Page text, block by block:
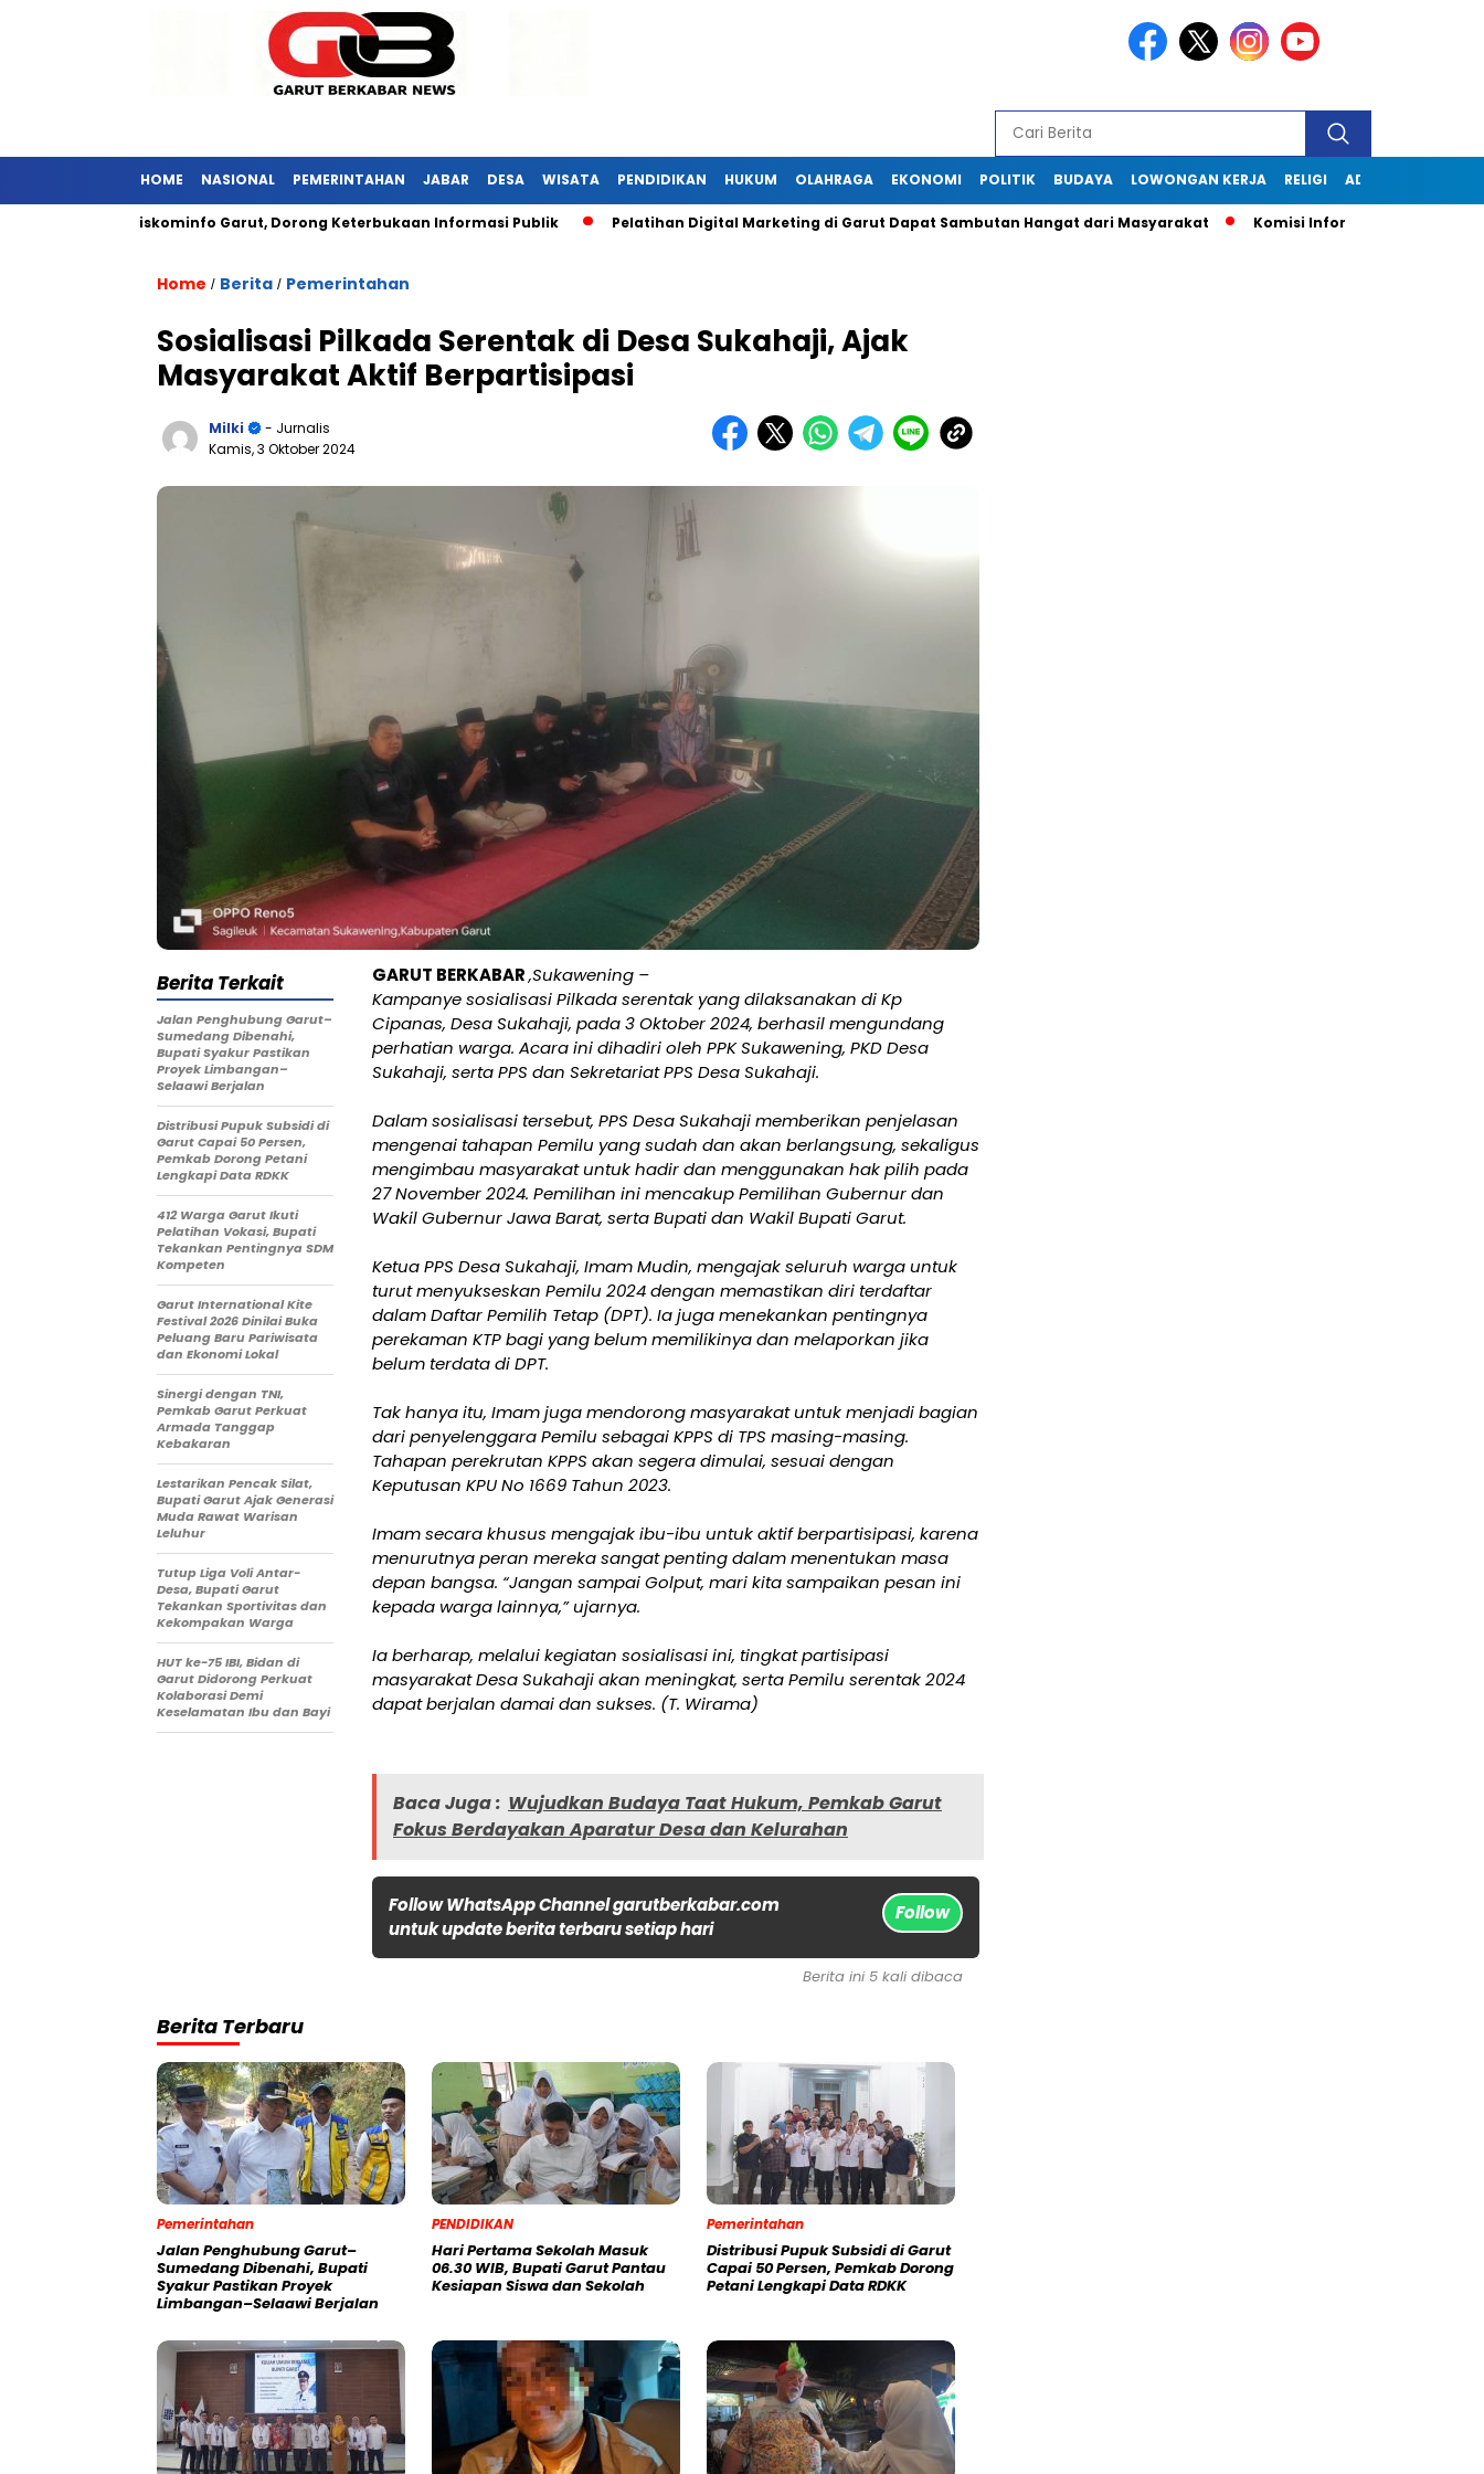
HOME NASIONAL PEMERINTAHAN JABAR DESA WISATA PENDIDIKAN HUKUM OLAHRAGA EKONOMI POLITIK BUDAYA LOWONGAN KERJA RELIGI ADVERTORIAL
Kunjungi Diskominfo Garut, Dorong Keterbukaan Informasi Publik Pelatihan Digital Marketing di Garut Dapat Sambutan Hangat dari Masyarakat Komisi Informasi Jabar Kunjungi
Home / Berita / Pemerintahan
Sosialisasi Pilkada Serentak di Desa Sukahaji, Ajak
Masyarakat Aktif Berpartisipasi
Milki
- Jurnalis
Kamis, 3 Oktober 2024
GARUT BERKABAR,Sukawening –
Kampanye sosialisasi Pilkada serentak yang dilaksanakan di Kp
Cipanas, Desa Sukahaji, pada 3 Oktober 2024, berhasil mengundang
perhatian warga. Acara ini dihadiri oleh PPK Sukawening, PKD Desa
Sukahaji, serta PPS dan Sekretariat PPS Desa Sukahaji.
Dalam sosialisasi tersebut, PPS Desa Sukahaji memberikan penjelasan
mengenai tahapan Pemilu yang sudah dan akan berlangsung, sekaligus
mengimbau masyarakat untuk hadir dan menggunakan hak pilih pada
27 November 2024. Pemilihan ini mencakup Pemilihan Gubernur dan
Wakil Gubernur Jawa Barat, serta Bupati dan Wakil Bupati Garut.
Ketua PPS Desa Sukahaji, Imam Mudin, mengajak seluruh warga untuk
turut menyukseskan Pemilu 2024 dengan memastikan diri terdaftar
dalam Daftar Pemilih Tetap (DPT). Ia juga menekankan pentingnya
perekaman KTP bagi yang belum memilikinya dan melaporkan jika
belum terdata di DPT.
Tak hanya itu, Imam juga mendorong masyarakat untuk menjadi bagian
dari penyelenggara Pemilu sebagai KPPS di TPS masing-masing.
Tahapan perekrutan KPPS akan segera dimulai, sesuai dengan
Keputusan KPU No 1669 Tahun 2023.
Imam secara khusus mengajak ibu-ibu untuk aktif berpartisipasi, karena
menurutnya peran mereka sangat penting dalam menentukan masa
depan bangsa. “Jangan sampai Golput, mari kita sampaikan pesan ini
kepada warga lainnya,” ujarnya.
Ia berharap, melalui kegiatan sosialisasi ini, tingkat partisipasi
masyarakat Desa Sukahaji akan meningkat, serta Pemilu serentak 2024
dapat berjalan damai dan sukses. (T. Wirama)
Baca Juga : Wujudkan Budaya Taat Hukum, Pemkab Garut
Fokus Berdayakan Aparatur Desa dan Kelurahan
Follow WhatsApp Channel garutberkabar.com
untuk update berita terbaru setiap hari
Follow
Berita Terkait
Jalan Penghubung Garut–
Sumedang Dibenahi,
Bupati Syakur Pastikan
Proyek Limbangan–
Selaawi Berjalan
Distribusi Pupuk Subsidi di
Garut Capai 50 Persen,
Pemkab Dorong Petani
Lengkapi Data RDKK
412 Warga Garut Ikuti
Pelatihan Vokasi, Bupati
Tekankan Pentingnya SDM
Kompeten
Garut International Kite
Festival 2026 Dinilai Buka
Peluang Baru Pariwisata
dan Ekonomi Lokal
Sinergi dengan TNI,
Pemkab Garut Perkuat
Armada Tanggap
Kebakaran
Lestarikan Pencak Silat,
Bupati Garut Ajak Generasi
Muda Rawat Warisan
Leluhur
Tutup Liga Voli Antar-
Desa, Bupati Garut
Tekankan Sportivitas dan
Kekompakan Warga
HUT ke-75 IBI, Bidan di
Garut Didorong Perkuat
Kolaborasi Demi
Keselamatan Ibu dan Bayi
Berita ini 5 kali dibaca
Berita Terbaru
Pemerintahan
Jalan Penghubung Garut–
Sumedang Dibenahi, Bupati
Syakur Pastikan Proyek
Limbangan–Selaawi Berjalan
PENDIDIKAN
Hari Pertama Sekolah Masuk
06.30 WIB, Bupati Garut Pantau
Kesiapan Siswa dan Sekolah
Pemerintahan
Distribusi Pupuk Subsidi di Garut
Capai 50 Persen, Pemkab Dorong
Petani Lengkapi Data RDKK